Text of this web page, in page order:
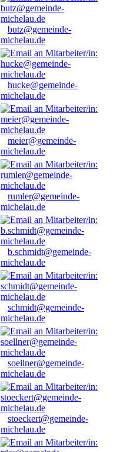
butz@gemeinde-
michelau.de
hucke@gemeinde-
michelau.de
meier@gemeinde-
michelau.de
rumler@gemeinde-
michelau.de
b.schmidt@gemeinde-
michelau.de
schmidt@gemeinde-
michelau.de
soellner@gemeinde-
michelau.de
stoeckert@gemeinde-
michelau.de